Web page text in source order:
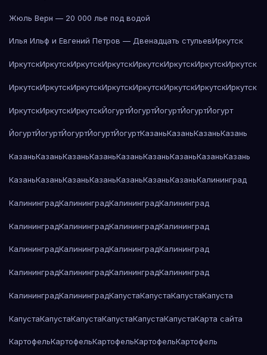
Жюль Верн — 20 000 лье под водой
Илья Ильф и Евгений Петров — Двенадцать стульевИркутск
ИркутскИркутскИркутскИркутскИркутскИркутскИркутскИркутск
ИркутскИркутскИркутскИркутскИркутскИркутскИркутскИркутск
ИркутскИркутскИркутскЙогуртЙогуртЙогуртЙогуртЙогурт
ЙогуртЙогуртЙогуртЙогуртЙогуртКазаньКазаньКазаньКазань
КазаньКазаньКазаньКазаньКазаньКазаньКазаньКазаньКазань
КазаньКазаньКазаньКазаньКазаньКазаньКазаньКалининград
КалининградКалининградКалининградКалининград
КалининградКалининградКалининградКалининград
КалининградКалининградКалининградКалининград
КалининградКалининградКалининградКалининград
КалининградКалининградКапустаКапустаКапустаКапуста
КапустаКапустаКапустаКапустаКапустаКапустаКарта сайта
КартофельКартофельКартофельКартофельКартофель